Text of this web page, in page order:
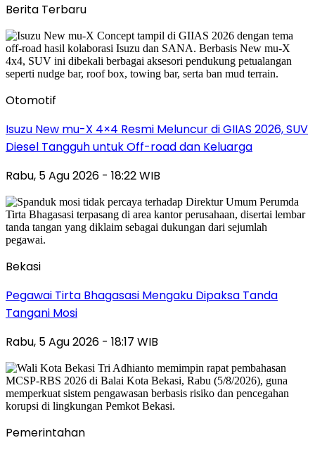
Berita Terbaru
Otomotif
Isuzu New mu-X 4×4 Resmi Meluncur di GIIAS 2026, SUV
Diesel Tangguh untuk Off-road dan Keluarga
Rabu, 5 Agu 2026 - 18:22 WIB
Bekasi
Pegawai Tirta Bhagasasi Mengaku Dipaksa Tanda
Tangani Mosi
Rabu, 5 Agu 2026 - 18:17 WIB
Pemerintahan